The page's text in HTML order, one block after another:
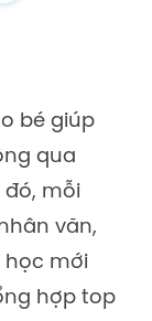
bé giúp
qua
đó, mỗi
văn,
học mới
hợp top